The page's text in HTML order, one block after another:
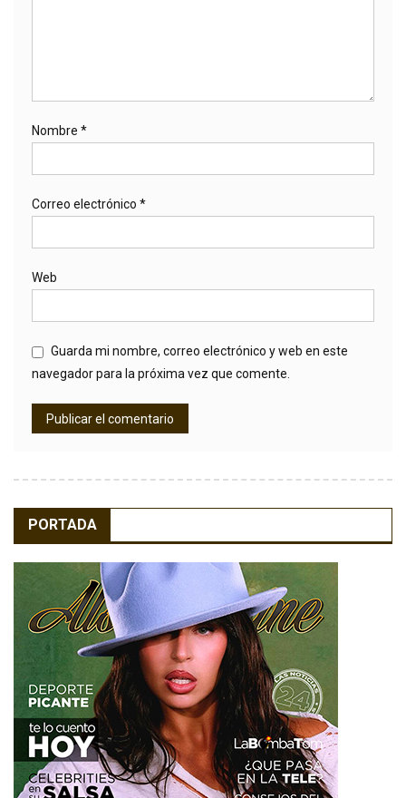
Nombre *
Correo electrónico *
Web
Guarda mi nombre, correo electrónico y web en este
navegador para la próxima vez que comente.
PORTADA